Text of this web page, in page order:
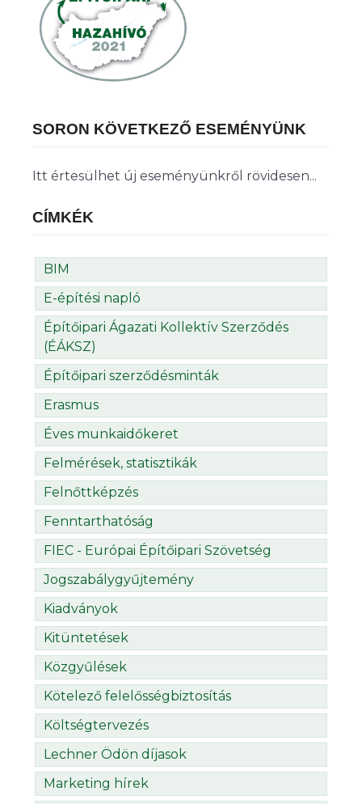
SORON KÖVETKEZŐ ESEMÉNYÜNK
Itt értesülhet új eseményünkről rövidesen...
CÍMKÉK
BIM
E-építési napló
Építőipari Ágazati Kollektív Szerződés
(ÉÁKSZ)
Építőipari szerződésminták
Erasmus
Éves munkaidőkeret
Felmérések, statisztikák
Felnőttképzés
Fenntarthatóság
FIEC - Európai Építőipari Szövetség
Jogszabálygyűjtemény
Kiadványok
Kitüntetések
Közgyűlések
Kötelező felelősségbiztosítás
Költségtervezés
Lechner Ödön díjasok
Marketing hírek